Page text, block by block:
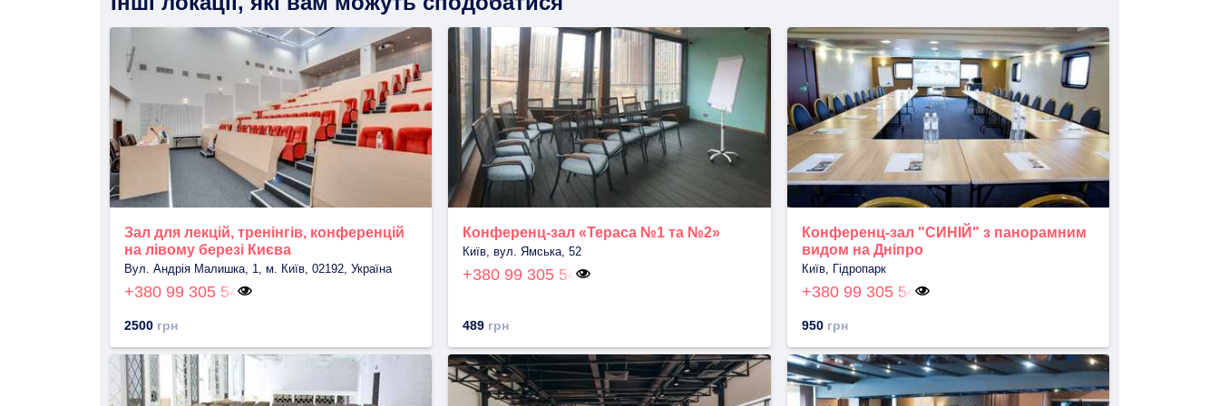
Зал для лекцій, тренінгів, конференцій
на лівому березі Києва
Вул. Андрія Малишка, 1, м. Київ, 02192, Україна
+380 99 305 54
2500 грн
Конференц-зал «Тераса №1 та №2»
Київ, вул. Ямська, 52
+380 99 305 54
489 грн
Конференц-зал "СИНІЙ" з панорамним
видом на Дніпро
Київ, Гідропарк
+380 99 305 54
950грн